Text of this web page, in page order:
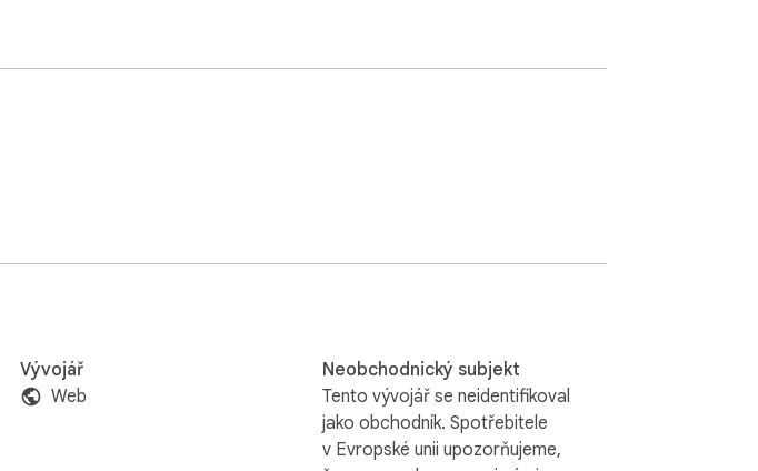
Vývojář
Web
Neobchodnický subjekt
Tento vývojář se neidentifikoval
jako obchodník. Spotřebitele
v Evropské unii upozorňujeme,